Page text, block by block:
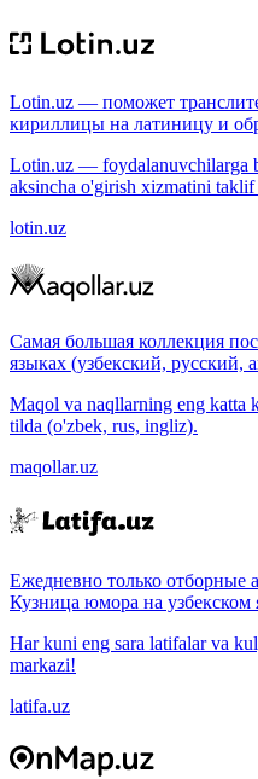
Lotin.uz — поможет
кириллицы на латиницу и
Lotin.uz — foydalanuvchilarga
aksincha o'girish xizmatini taklif
lotin.uz
Самая большая коллекция
языках (узбекский, русский,
Maqol va naqllarning eng katta
tilda (o'zbek, rus, ingliz).
maqollar.uz
Ежедневно только отборные
Кузница юмора на узбекском
Har kuni eng sara latifalar va
markazi!
latifa.uz